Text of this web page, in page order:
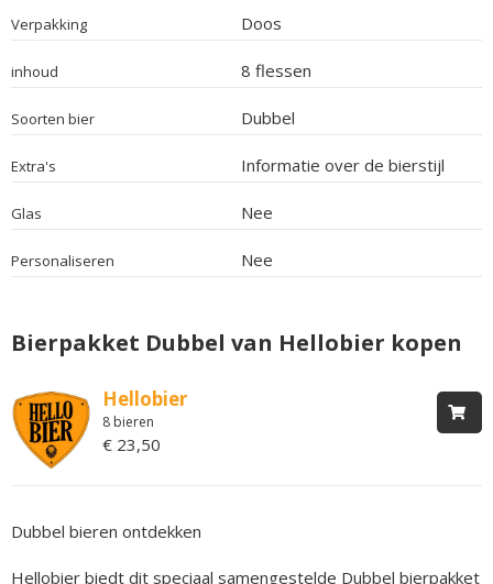
Verpakking Doos
inhoud 8 flessen
Soorten bier Dubbel
Extra's Informatie over de bierstijl
Glas Nee
Personaliseren Nee
Bierpakket Dubbel van Hellobier kopen
Hellobier
8 bieren
€ 23,50
Dubbel bieren ontdekken
Hellobier biedt dit speciaal samengestelde Dubbel bierpakket